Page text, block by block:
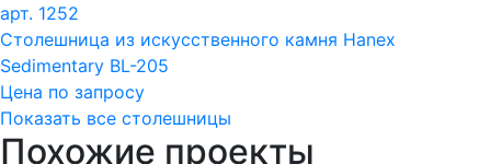
арт. 1252
Столешница из искусственного камня Hanex
Sedimentary BL-205
Цена по запросу
Показать все столешницы
Похожие проекты